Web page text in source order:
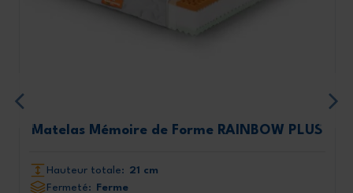
Matelas Mémoire de Forme RAINBOW PLUS
Hauteur totale: 21 cm
Fermeté: Ferme